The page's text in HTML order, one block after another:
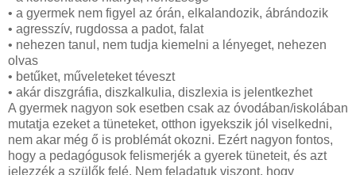
• a gyermek nem figyel az órán, elkalandozik, ábrándozik
• agresszív, rugdossa a padot, falat
• nehezen tanul, nem tudja kiemelni a lényeget, nehezen
olvas
• betűket, műveleteket téveszt
• akár diszgráfia, diszkalkulia, diszlexia is jelentkezhet
A gyermek nagyon sok esetben csak az óvodában/iskolában
mutatja ezeket a tüneteket, otthon igyekszik jól viselkedni,
nem akar még ő is problémát okozni. Ezért nagyon fontos,
hogy a pedagógusok felismerjék a gyerek tüneteit, és azt
jelezzék a szülők felé. Nem feladatuk viszont, hogy